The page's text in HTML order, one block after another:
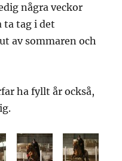
några veckor
ta tag i det
av sommaren och
ha fyllt år också,